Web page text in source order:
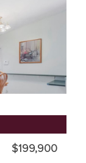
$199,900